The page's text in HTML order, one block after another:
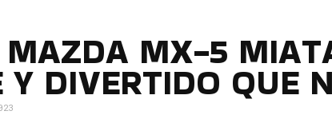
MAZDA MX-5
Y DIVERTIDO QUE